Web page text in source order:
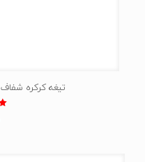
تیغه کرکره